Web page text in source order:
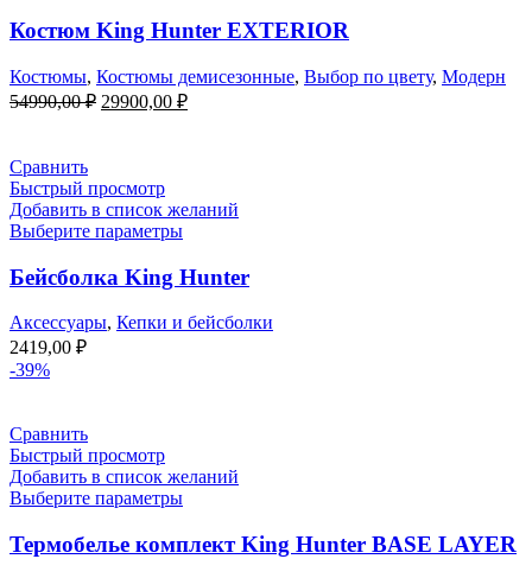
Костюм King Hunter EXTERIOR
Костюмы, Костюмы демисезонные, Выбор по цвету, Модерн
54990,00₽ Первоначальная
29900,00 ₽Текущая
Сравнить
Быстрый просмотр
Добавить в список желаний
Выберите параметры
Бейсболка King Hunter
Аксессуары, Кепки и бейсболки
2419,00 ₽
-39%
Сравнить
Быстрый просмотр
Добавить в список желаний
Выберите параметры
Термобелье комплект King Hunter BASE LAYER